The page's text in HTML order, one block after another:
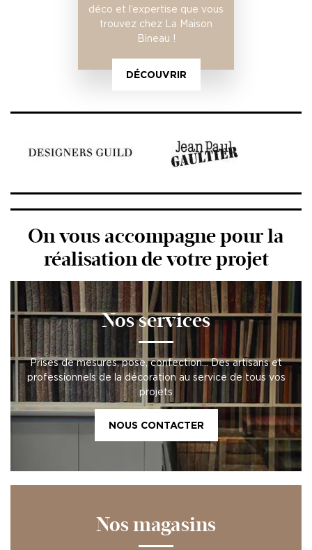
déco et l’expertise que vous
trouvez chez La Maison
Bineau !
DÉCOUVRIR
On vous accompagne pour la
réalisation de votre projet
Nos services
Prises de mesures, pose, confection… Des artisans et
professionnels de la décoration au service de tous vos
projets
NOUS CONTACTER
Nos magasins